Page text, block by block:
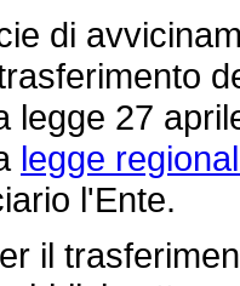
di
legge 27
legge
l'Ente.
il